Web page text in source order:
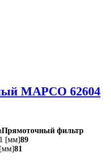
MAPCO 62604
Прямоточный фильтр
[мм]89
81